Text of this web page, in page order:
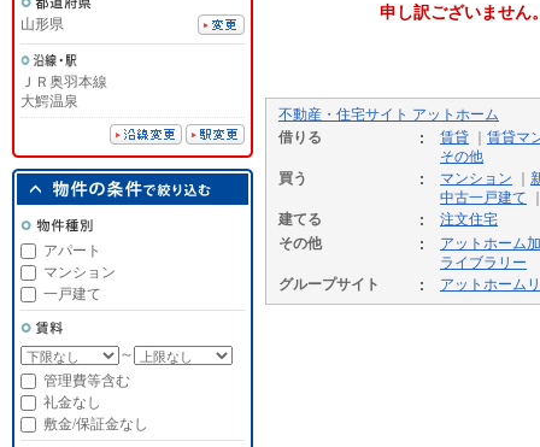
申し訳ございません
不動産・住宅サイト アットホーム
借りる
賃貸
賃貸マ
その他
買う
マンション
中古一戸建て
建てる
注文住宅
その他
アットホーム
ライブラリー
グループサイト
アットホーム
山形県
ＪＲ奥羽本線
大鰐温泉
アパート
マンション
一戸建て
～
管理費等含む
礼金なし
敷金/保証金なし